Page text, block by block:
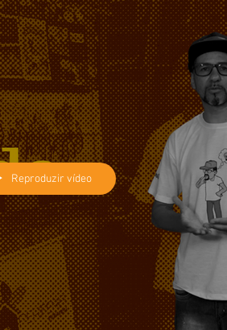
Reproduzir vídeo